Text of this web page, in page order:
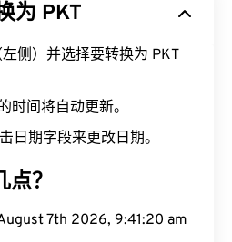
为 PKT
侧）并选择要转换为 PKT
时间将自动更新。
日期字段来更改日期。
？
7th 2026, 9:41:21 am